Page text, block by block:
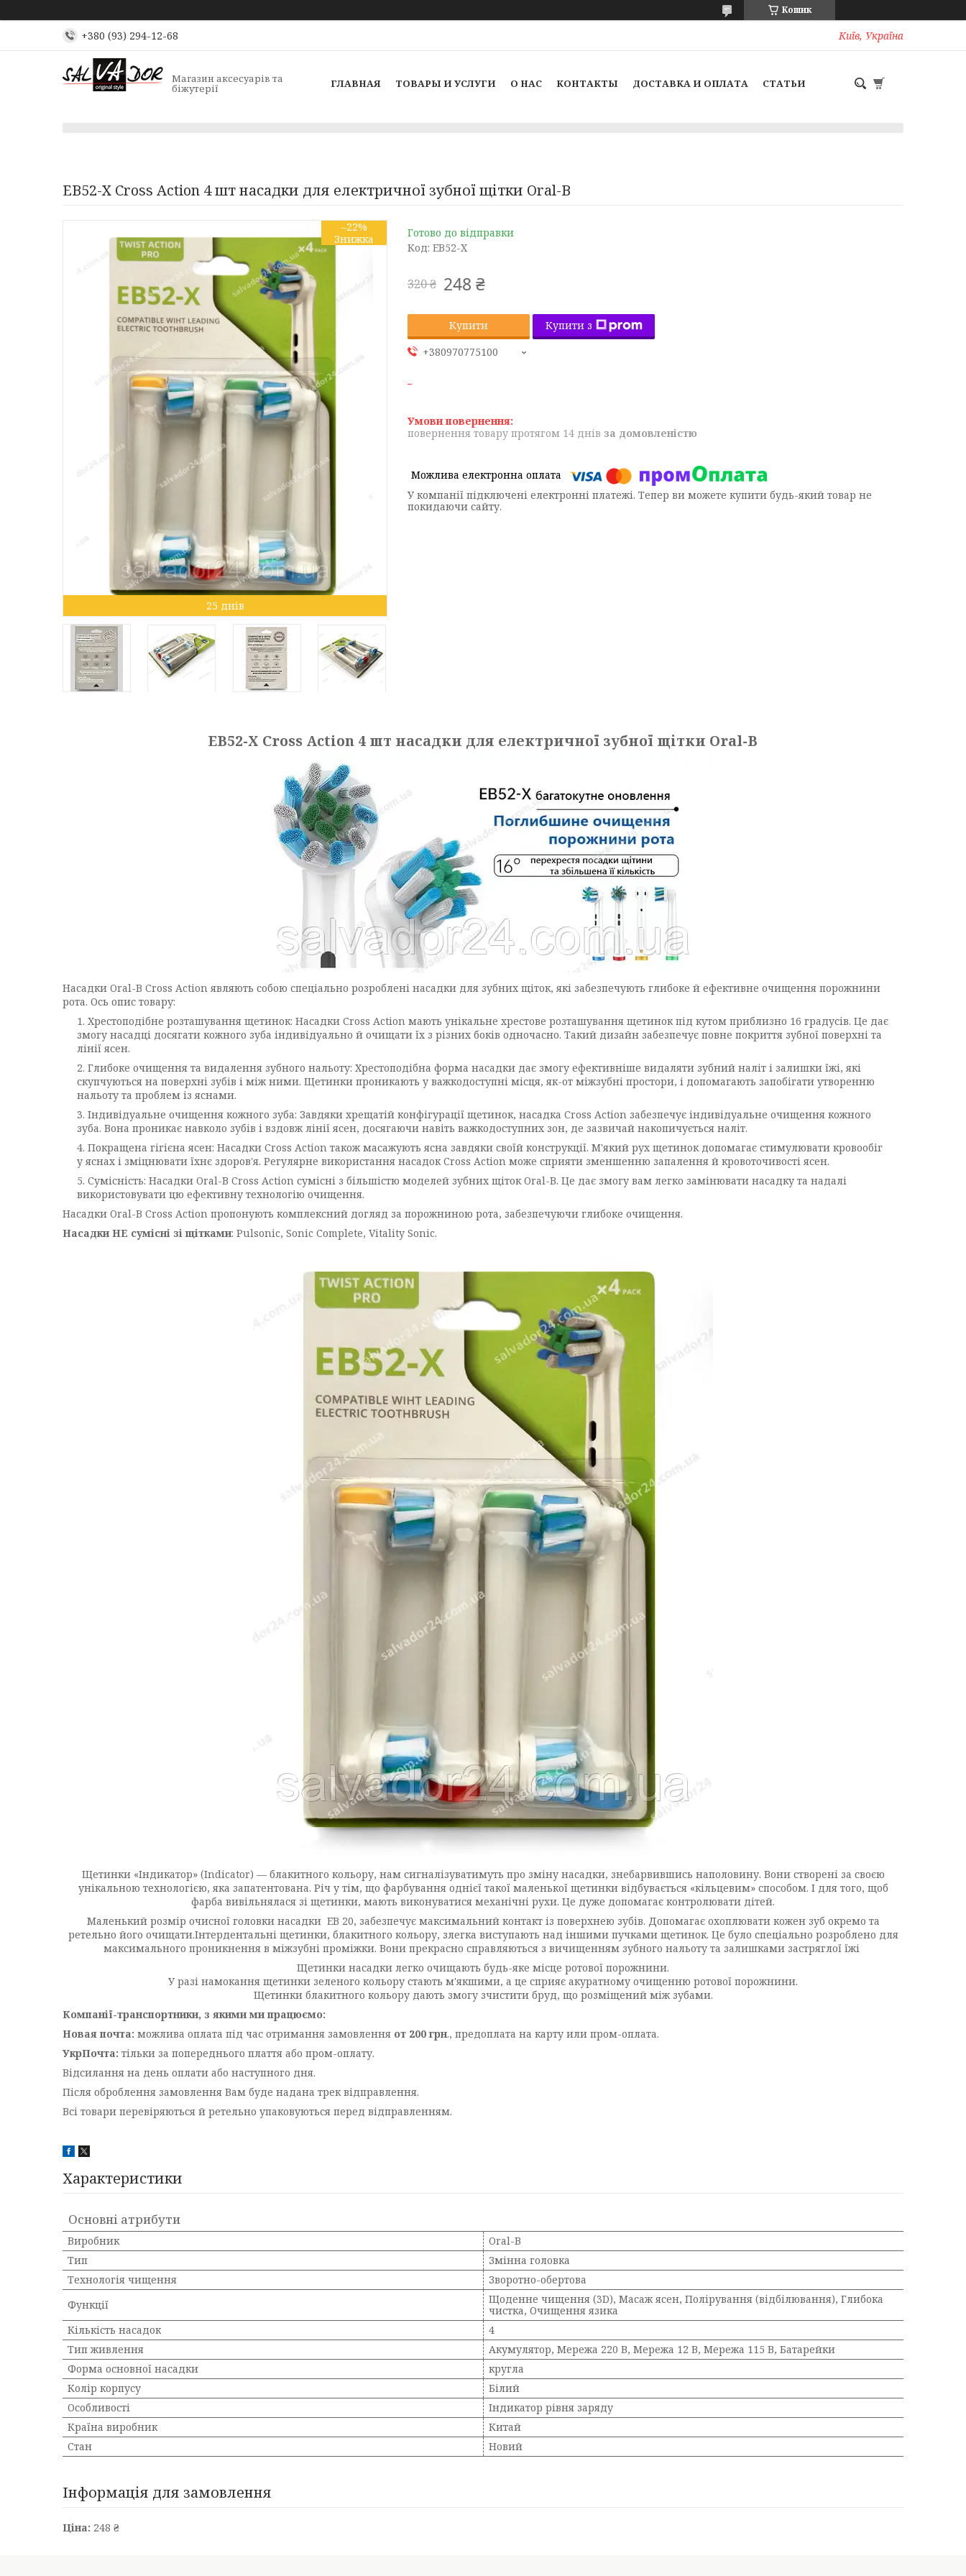
Кошик
+380 (93) 294-12-68 Київ, Україна
Магазин аксесуарів та
біжутерії ГЛАВНАЯ ТОВАРЫ И УСЛУГИ О НАС КОНТАКТЫ ДОСТАВКА И ОПЛАТА СТАТЬИ
EB52-X Cross Action 4 шт насадки для електричної зубної щітки Oral-B
–22%
25 днів
Готово до відправки
Код: EB52-X
320 ₴ 248 ₴
Купити
Купити з
+380970775100
повернення товару протягом 14 днів за домовленістю
У компанії підключені електронні платежі. Тепер ви можете купити будь-який товар не
покидаючи сайту.
EB52-X Cross Action 4 шт насадки для електричної зубної щітки Oral-B
Насадки Oral-B Cross Action являють собою спеціально розроблені насадки для зубних щіток, які забезпечують глибоке й ефективне очищення порожнини
рота. Ось опис товару:
Хрестоподібне розташування щетинок: Насадки Cross Action мають унікальне хрестове розташування щетинок під кутом приблизно 16 градусів. Це дає
змогу насадці досягати кожного зуба індивідуально й очищати їх з різних боків одночасно. Такий дизайн забезпечує повне покриття зубної поверхні та
лінії ясен.
Глибоке очищення та видалення зубного нальоту: Хрестоподібна форма насадки дає змогу ефективніше видаляти зубний наліт і залишки їжі, які
скупчуються на поверхні зубів і між ними. Щетинки проникають у важкодоступні місця, як-от міжзубні простори, і допомагають запобігати утворенню
нальоту та проблем із яснами.
Індивідуальне очищення кожного зуба: Завдяки хрещатій конфігурації щетинок, насадка Cross Action забезпечує індивідуальне очищення кожного
зуба. Вона проникає навколо зубів і вздовж лінії ясен, досягаючи навіть важкодоступних зон, де зазвичай накопичується наліт.
Покращена гігієна ясен: Насадки Cross Action також масажують ясна завдяки своїй конструкції. М'який рух щетинок допомагає стимулювати кровообіг
у яснах і зміцнювати їхнє здоров'я. Регулярне використання насадок Cross Action може сприяти зменшенню запалення й кровоточивості ясен.
Сумісність: Насадки Oral-B Cross Action сумісні з більшістю моделей зубних щіток Oral-B. Це дає змогу вам легко замінювати насадку та надалі
використовувати цю ефективну технологію очищення.
Насадки Oral-B Cross Action пропонують комплексний догляд за порожниною рота, забезпечуючи глибоке очищення.
Насадки HE сумісні зі щітками: Pulsonic, Sonic Complete, Vitality Sonic.
Щетинки «Індикатор» (Indicator) — блакитного кольору, нам сигналізуватимуть про зміну насадки, знебарвившись наполовину. Вони створені за своєю
унікальною технологією, яка запатентована. Річ у тім, що фарбування однієї такої маленької щетинки відбувається «кільцевим» способом. І для того, щоб
фарба вивільнялася зі щетинки, мають виконуватися механічні рухи. Це дуже допомагає контролювати дітей.
Маленький розмір очисної головки насадки EB 20, забезпечує максимальний контакт із поверхнею зубів. Допомагає охоплювати кожен зуб окремо та
ретельно його очищати.Інтердентальні щетинки, блакитного кольору, злегка виступають над іншими пучками щетинок. Це було спеціально розроблено для
максимального проникнення в міжзубні проміжки. Вони прекрасно справляються з вичищенням зубного нальоту та залишками застряглої їжі
Щетинки насадки легко очищають будь-яке місце ротової порожнини.
У разі намокання щетинки зеленого кольору стають м'якшими, а це сприяє акуратному очищенню ротової порожнини.
Щетинки блакитного кольору дають змогу зчистити бруд, що розміщений між зубами.
Компанії-транспортники, з якими ми працюємо:
Новая почта: можлива оплата під час отримання замовлення от 200 грн., предоплата на карту или пром-оплата.
УкрПочта: тільки за попереднього плаття або пром-оплату.
Відсилання на день оплати або наступного дня.
Після оброблення замовлення Вам буде надана трек відправлення.
Всі товари перевіряються й ретельно упаковуються перед відправленням.
Характеристики
Основні атрибути
Виробник
Oral-B
Тип
Змінна головка
Технологія чищення
Зворотно-обертова
Функції
Щоденне чищення (3D), Масаж ясен, Полірування (відбілювання), Глибока
чистка, Очищення язика
Кількість насадок
4
Тип живлення
Акумулятор, Мережа 220 В, Мережа 12 В, Мережа 115 В, Батарейки
Форма основної насадки
кругла
Колір корпусу
Білий
Особливості
Індикатор рівня заряду
Країна виробник
Китай
Стан
Новий
Інформація для замовлення
Ціна: 248 ₴